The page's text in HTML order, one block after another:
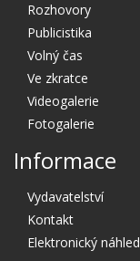
Rozhovory
Publicistika
Volný čas
Ve zkratce
Videogalerie
Fotogalerie
Informace
Vydavatelství
Kontakt
Elektronický náhled